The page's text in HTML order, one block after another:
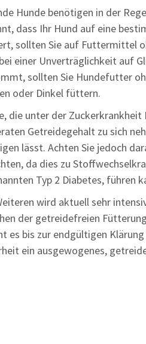
Hunde benötigen in der
dass Ihr Hund auf eine
sollten Sie auf Futtermittel
einer Unverträglichkeit auf
sollten Sie Hundefutter
oder Dinkel füttern.
die unter der
Getreidegehalt zu sich
lässt. Achten Sie jedoch
da dies zu
Typ 2 Diabetes, führen
wird aktuell sehr
der getreidefreien
es bis zur endgültigen
ein ausgewogenes,